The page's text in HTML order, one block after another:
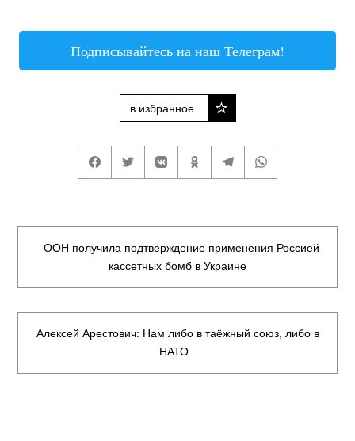
Подписывайтесь на наш Телеграм!
в избранное
ООН получила подтверждение применения Россией
кассетных бомб в Украине
Алексей Арестович: Нам либо в таёжный союз, либо в
НАТО